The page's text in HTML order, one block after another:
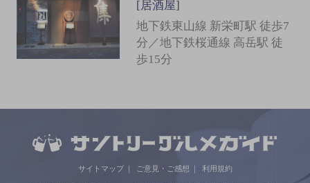
[居酒屋]
地下鉄東山線 新栄町駅 徒歩7
分／地下鉄桜通線 高岳駅 徒
歩15分
サイトマップ ご意見・ご感想 利用規約